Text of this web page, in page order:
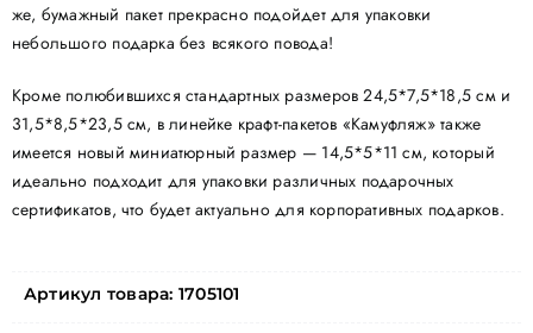
же, бумажный пакет прекрасно подойдет для упаковки
небольшого подарка без всякого повода!
Кроме полюбившихся стандартных размеров 24,5*7,5*18,5 см и
31,5*8,5*23,5 см, в линейке крафт-пакетов «Камуфляж» также
имеется новый миниатюрный размер — 14,5*5*11 см, который
идеально подходит для упаковки различных подарочных
сертификатов, что будет актуально для корпоративных подарков.
Артикул товара: 1705101